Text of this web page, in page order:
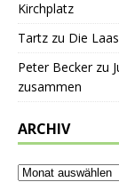
Kirchplatz
Tartz zu Die
Peter Beckerzu
zusammen
ARCHIV